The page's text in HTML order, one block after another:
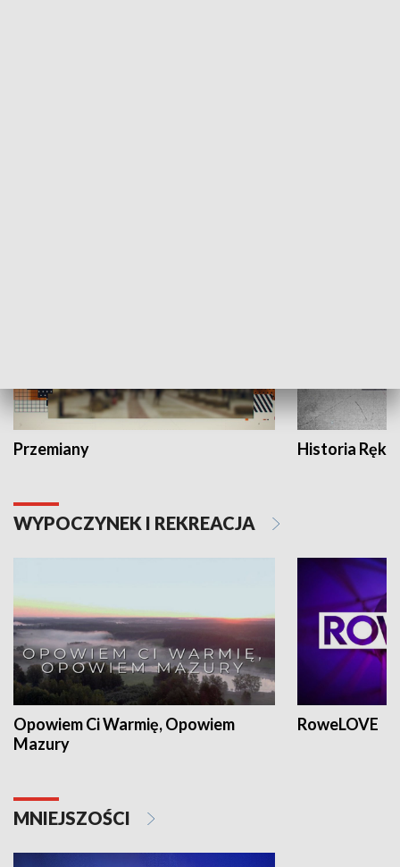
Przemiany Historia Ręką
WYPOCZYNEK I REKREACJA
Opowiem Ci Warmię, Opowiem
Mazury
RoweLOVE
MNIEJSZOŚCI